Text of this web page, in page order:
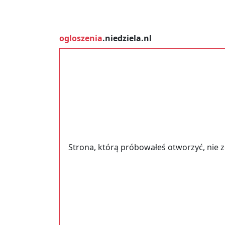
ogloszenia.niedziela.nl
Strona, którą próbowałeś otworzyć, nie